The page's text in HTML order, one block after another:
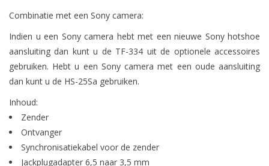
Combinatie met een Sony camera:
Indien u een Sony camera hebt met een nieuwe Sony hotshoe
aansluiting dan kunt u de TF-334 uit de optionele accessoires
gebruiken. Hebt u een Sony camera met een oude aansluiting
dan kunt u de HS-25Sa gebruiken.
Inhoud:
Zender
Ontvanger
Synchronisatiekabel voor de zender
Jackplugadapter 6,5 naar 3,5 mm